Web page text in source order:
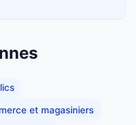
et magasiniers